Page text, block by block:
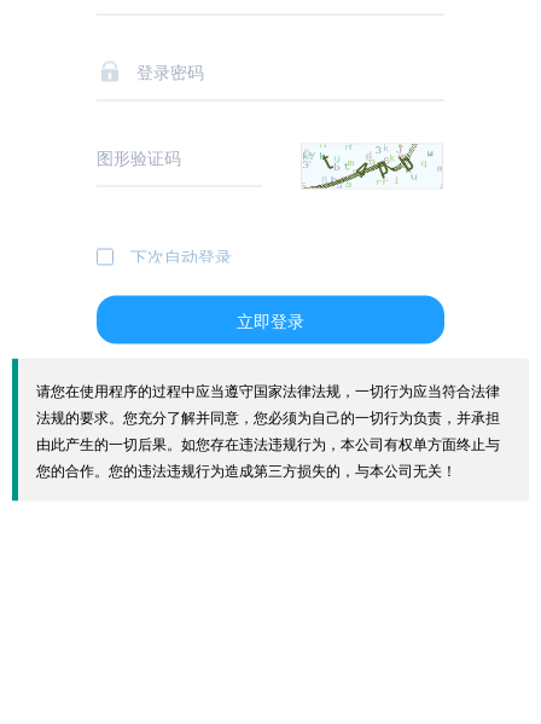
下次自动登录
立即登录
请您在使用程序的过程中应当遵守国家法律法规，一切行为应当符合法律
法规的要求。您充分了解并同意，您必须为自己的一切行为负责，并承担
由此产生的一切后果。如您存在违法违规行为，本公司有权单方面终止与
您的合作。您的违法违规行为造成第三方损失的，与本公司无关！